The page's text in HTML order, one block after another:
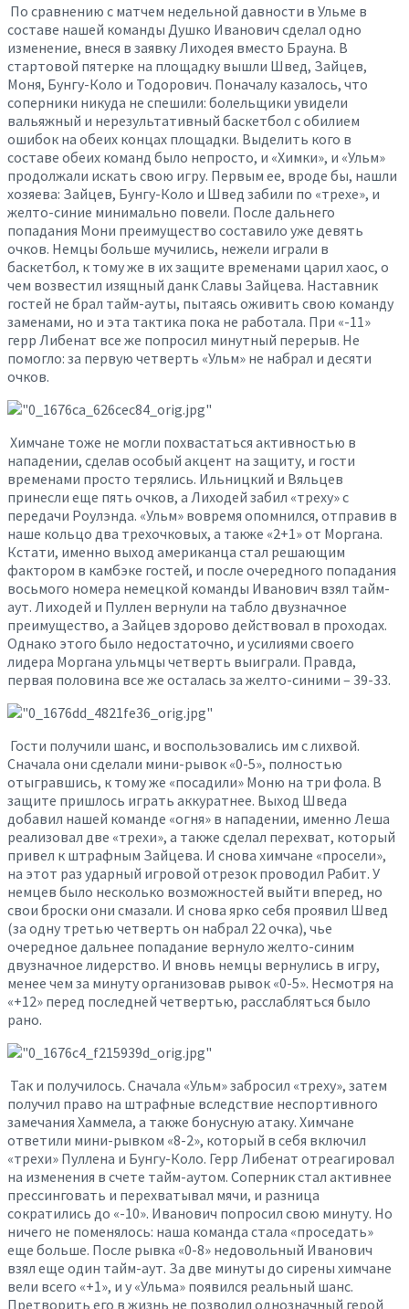
По сравнению с матчем недельной давности в Ульме в
составе нашей команды Душко Иванович сделал одно
изменение, внеся в заявку Лиходея вместо Брауна. В
стартовой пятерке на площадку вышли Швед, Зайцев,
Моня, Бунгу-Коло и Тодорович. Поначалу казалось, что
соперники никуда не спешили: болельщики увидели
вальяжный и нерезультативный баскетбол с обилием
ошибок на обеих концах площадки. Выделить кого в
составе обеих команд было непросто, и «Химки», и «Ульм»
продолжали искать свою игру. Первым ее, вроде бы, нашли
хозяева: Зайцев, Бунгу-Коло и Швед забили по «трехе», и
желто-синие минимально повели. После дальнего
попадания Мони преимущество составило уже девять
очков. Немцы больше мучились, нежели играли в
баскетбол, к тому же в их защите временами царил хаос, о
чем возвестил изящный данк Славы Зайцева. Наставник
гостей не брал тайм-ауты, пытаясь оживить свою команду
заменами, но и эта тактика пока не работала. При «-11»
герр Либенат все же попросил минутный перерыв. Не
помогло: за первую четверть «Ульм» не набрал и десяти
очков.
Химчане тоже не могли похвастаться активностью в
нападении, сделав особый акцент на защиту, и гости
временами просто терялись. Ильницкий и Вяльцев
принесли еще пять очков, а Лиходей забил «треху» с
передачи Роулэнда. «Ульм» вовремя опомнился, отправив в
наше кольцо два трехочковых, а также «2+1» от Моргана.
Кстати, именно выход американца стал решающим
фактором в камбэке гостей, и после очередного попадания
восьмого номера немецкой команды Иванович взял тайм-
аут. Лиходей и Пуллен вернули на табло двузначное
преимущество, а Зайцев здорово действовал в проходах.
Однако этого было недостаточно, и усилиями своего
лидера Моргана ульмцы четверть выиграли. Правда,
первая половина все же осталась за желто-синими – 39-33.
Гости получили шанс, и воспользовались им с лихвой.
Сначала они сделали мини-рывок «0-5», полностью
отыгравшись, к тому же «посадили» Моню на три фола. В
защите пришлось играть аккуратнее. Выход Шведа
добавил нашей команде «огня» в нападении, именно Леша
реализовал две «трехи», а также сделал перехват, который
привел к штрафным Зайцева. И снова химчане «просели»,
на этот раз ударный игровой отрезок проводил Рабит. У
немцев было несколько возможностей выйти вперед, но
свои броски они смазали. И снова ярко себя проявил Швед
(за одну третью четверть он набрал 22 очка), чье
очередное дальнее попадание вернуло желто-синим
двузначное лидерство. И вновь немцы вернулись в игру,
менее чем за минуту организовав рывок «0-5». Несмотря на
«+12» перед последней четвертью, расслабляться было
рано.
Так и получилось. Сначала «Ульм» забросил «треху», затем
получил право на штрафные вследствие неспортивного
замечания Хаммела, а также бонусную атаку. Химчане
ответили мини-рывком «8-2», который в себя включил
«трехи» Пуллена и Бунгу-Коло. Герр Либенат отреагировал
на изменения в счете тайм-аутом. Соперник стал активнее
прессинговать и перехватывал мячи, и разница
сократились до «-10». Иванович попросил свою минуту. Но
ничего не поменялось: наша команда стала «проседать»
еще больше. После рывка «0-8» недовольный Иванович
взял еще один тайм-аут. За две минуты до сирены химчане
вели всего «+1», и у «Ульма» появился реальный шанс.
Претворить его в жизнь не позволил однозначный герой